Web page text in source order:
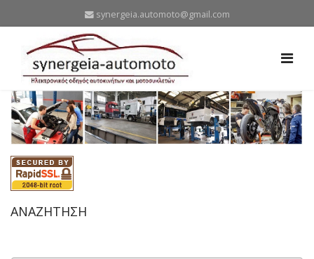
synergeia.automoto@gmail.com
ΑΝΑΖΗΤΗΣΗ